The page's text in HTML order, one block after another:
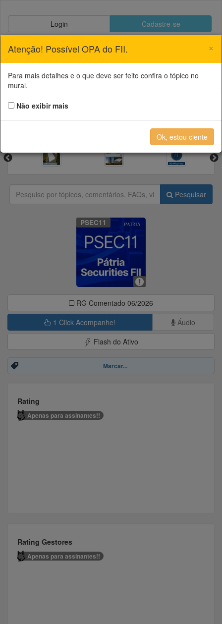
Login Cadastre-se
Bastter System
Enviar página
Pesquisar
PSEC11
RG Comentado 06/2026
1 Click Acompanhe!
Áudio
Flash do Ativo
Marcar...
Rating
Apenas para assinantes!!
Rating Gestores
Apenas para assinantes!!
×
Atenção! Possível OPA do FII.
Para mais detalhes e o que deve ser feito confira o tópico no
mural.
Não exibir mais
Ok, estou ciente